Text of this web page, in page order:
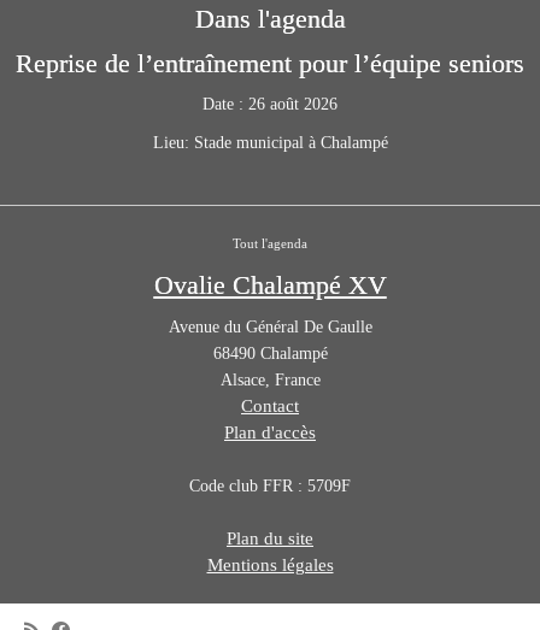
Dans l'agenda
Reprise de l’entraînement pour l’équipe seniors
Date : 26 août 2026
Lieu: Stade municipal à Chalampé
Tout l'agenda
Ovalie Chalampé XV
Avenue du Général De Gaulle
68490 Chalampé
Alsace, France
Contact
Plan d'accès
Code club FFR : 5709F
Plan du site
Mentions légales